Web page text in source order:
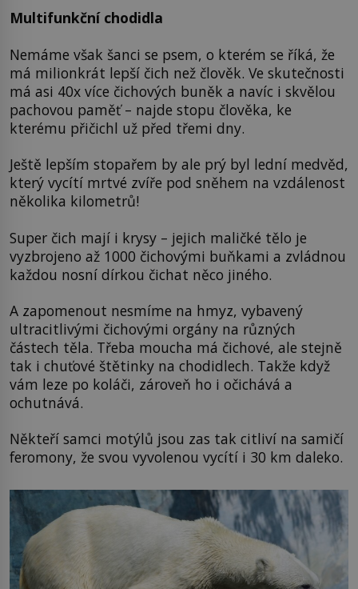
Multifunkční chodidla
Nemáme však šanci se psem, o kterém se říká, že
má milionkrát lepší čich než člověk. Ve skutečnosti
má asi 40x více čichových buněk a navíc i skvělou
pachovou paměť – najde stopu člověka, ke
kterému přičichl už před třemi dny.
Ještě lepším stopařem by ale prý byl lední medvěd,
který vycítí mrtvé zvíře pod sněhem na vzdálenost
několika kilometrů!
Super čich mají i krysy – jejich maličké tělo je
vyzbrojeno až 1000 čichovými buňkami a zvládnou
každou nosní dírkou čichat něco jiného.
A zapomenout nesmíme na hmyz, vybavený
ultracitlivými čichovými orgány na různých
částech těla. Třeba moucha má čichové, ale stejně
tak i chuťové štětinky na chodidlech. Takže když
vám leze po koláči, zároveň ho i očichává a
ochutnává.
Někteří samci motýlů jsou zas tak citliví na samičí
feromony, že svou vyvolenou vycítí i 30 km daleko.